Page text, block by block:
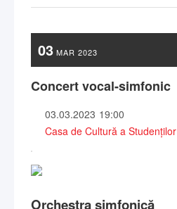
03 MAR 2023
Concert vocal-simfonic
03.03.2023 19:00
Casa de Cultură a Studenților
Orchestra simfonică